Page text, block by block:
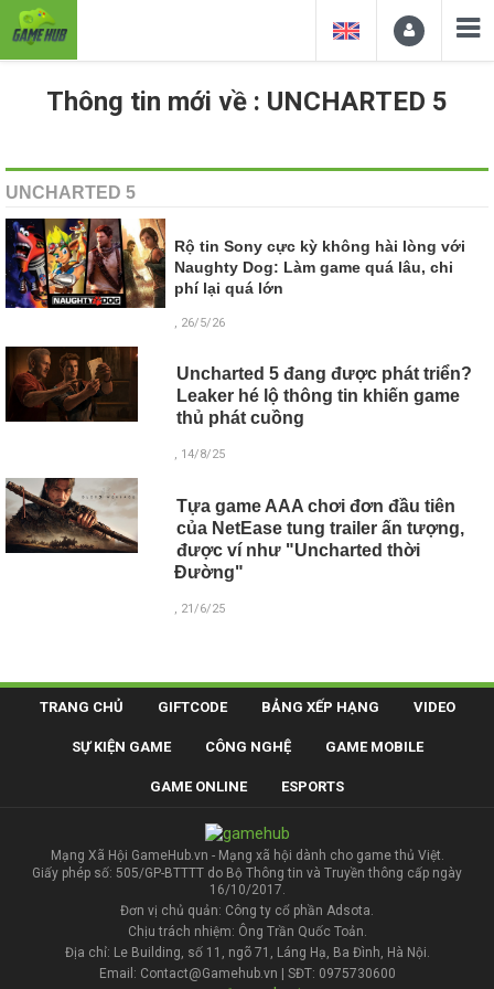
Thông tin mới về : UNCHARTED 5
UNCHARTED 5
Rộ tin Sony cực kỳ không hài lòng với
Naughty Dog: Làm game quá lâu, chi
phí lại quá lớn
, 26/5/26
Uncharted 5 đang được phát triển?
Leaker hé lộ thông tin khiến game
thủ phát cuồng
, 14/8/25
Tựa game AAA chơi đơn đầu tiên
của NetEase tung trailer ấn tượng,
được ví như "Uncharted thời
Đường"
, 21/6/25
TRANG CHỦ GIFTCODE BẢNG XẾP HẠNG VIDEO
SỰ KIỆN GAME CÔNG NGHỆ GAME MOBILE
GAME ONLINE ESPORTS
Mạng Xã Hội GameHub.vn - Mạng xã hội dành cho game thủ Việt.
Giấy phép số: 505/GP-BTTTT do Bộ Thông tin và Truyền thông cấp ngày
16/10/2017.
Đơn vị chủ quản: Công ty cổ phần Adsota.
Chịu trách nhiệm: Ông Trần Quốc Toản.
Địa chỉ: Le Building, số 11, ngõ 71, Láng Hạ, Ba Đình, Hà Nội.
Email: Contact@Gamehub.vn | SĐT: 0975730600